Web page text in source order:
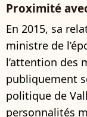
Proximité
En 2015, sa
ministre de
l’attention des
publiquement
politique de
personnalités